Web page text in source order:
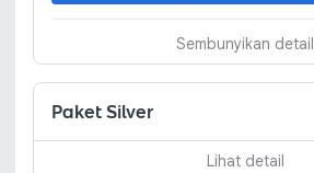
Sembunyikan detail
Paket Silver
Lihat detail